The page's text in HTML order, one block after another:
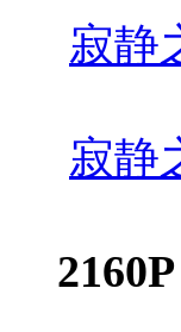
寂静
寂静
2160P